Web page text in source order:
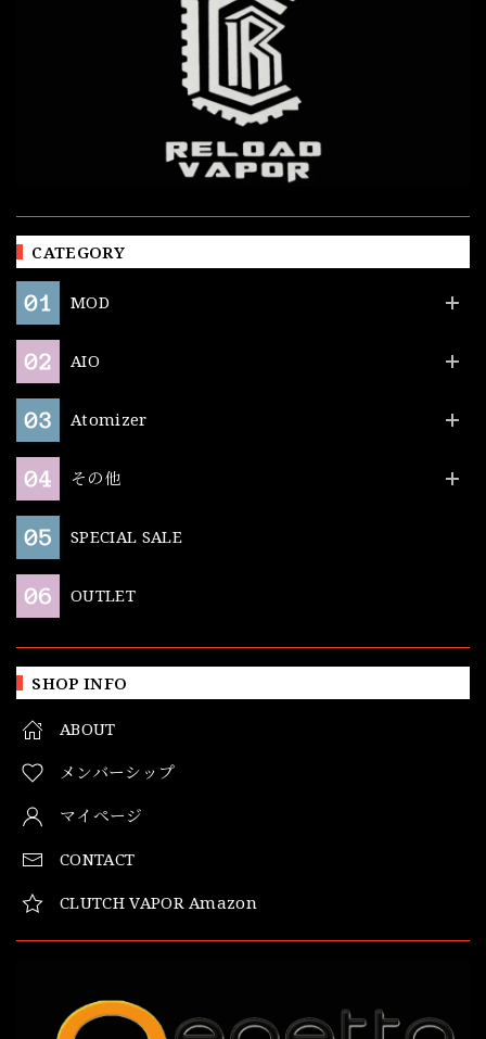
CATEGORY
MOD
AIO
Atomizer
その他
SPECIAL SALE
OUTLET
SHOP INFO
ABOUT
メンバーシップ
マイページ
CONTACT
CLUTCH VAPOR Amazon